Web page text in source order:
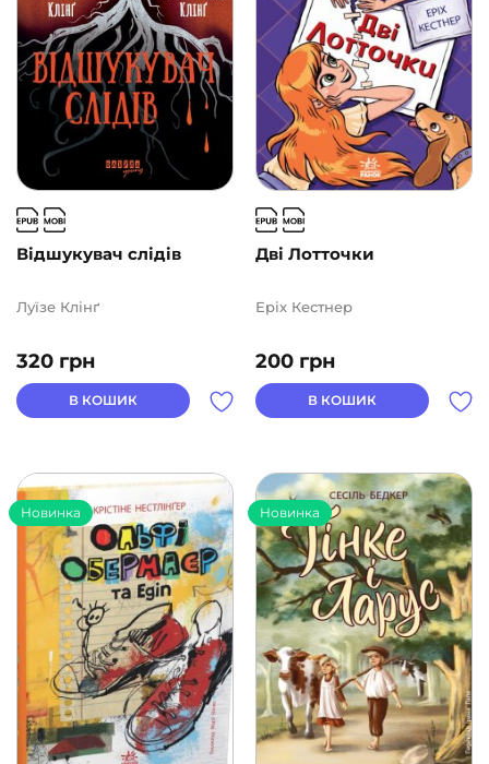
Відшукувач слідів
320 грн
Луїзе Клінґ
В КОШИК
Дві Лотточки
200 грн
Еріх Кестнер
В КОШИК
Новинка Новинка